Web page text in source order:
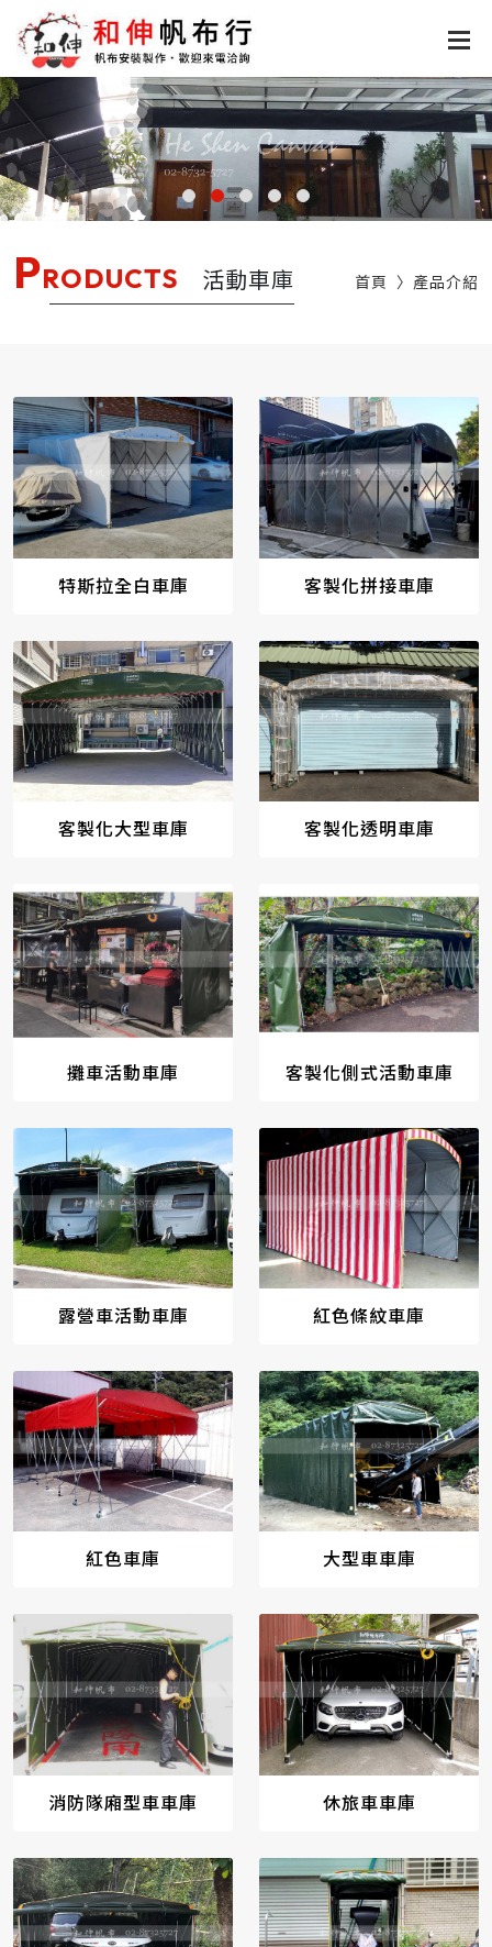
PRODUCTS 活動車庫 首頁 產品介紹
特斯拉全白車庫 客製化拼接車庫
客製化大型車庫 客製化透明車庫
攤車活動車庫 客製化側式活動車庫
露營車活動車庫 紅色條紋車庫
紅色車庫 大型車車庫
消防隊廂型車車庫 休旅車車庫